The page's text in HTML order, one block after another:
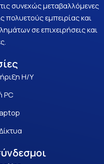
συνεχώς μεταβαλλόμενες
πολυετούς εμπειρίας και
σε επιχειρήσεις και
Η/Υ
PC